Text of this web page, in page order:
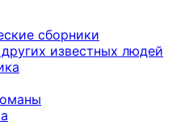
сборники
известных людей